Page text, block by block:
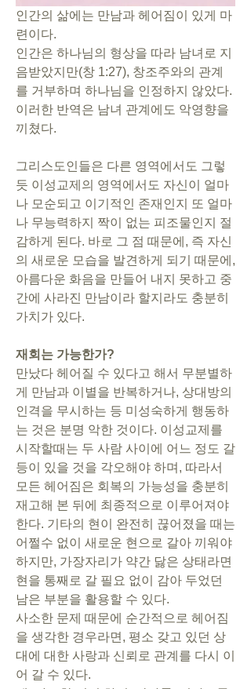
인간의 삶에는 만남과 헤어짐이 있게 마
련이다.
인간은 하나님의 형상을 따라 남녀로 지
음받았지만(창 1:27), 창조주와의 관계
를 거부하며 하나님을 인정하지 않았다.
이러한 반역은 남녀 관계에도 악영향을
끼쳤다.
그리스도인들은 다른 영역에서도 그렇
듯 이성교제의 영역에서도 자신이 얼마
나 모순되고 이기적인 존재인지 또 얼마
나 무능력하지 짝이 없는 피조물인지 절
감하게 된다. 바로 그 점 때문에, 즉 자신
의 새로운 모습을 발견하게 되기 때문에,
아름다운 화음을 만들어 내지 못하고 중
간에 사라진 만남이라 할지라도 충분히
가치가 있다.
재회는 가능한가?
만났다 헤어질 수 있다고 해서 무분별하
게 만남과 이별을 반복하거나, 상대방의
인격을 무시하는 등 미성숙하게 행동하
는 것은 분명 악한 것이다. 이성교제를
시작할때는 두 사람 사이에 어느 정도 갈
등이 있을 것을 각오해야 하며, 따라서
모든 헤어짐은 회복의 가능성을 충분히
재고해 본 뒤에 최종적으로 이루어져야
한다. 기타의 현이 완전히 끊어졌을 때는
어쩔수 없이 새로운 현으로 갈아 끼워야
하지만, 가장자리가 약간 닳은 상태라면
현을 통째로 갈 필요 없이 감아 두었던
남은 부분을 활용할 수 있다.
사소한 문제 때문에 순간적으로 헤어짐
을 생각한 경우라면, 평소 갖고 있던 상
대에 대한 사랑과 신뢰로 관계를 다시 이
어 갈 수 있다.